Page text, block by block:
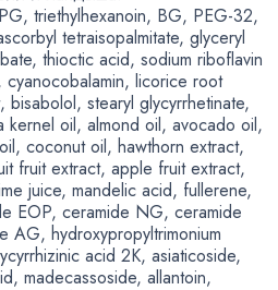
, triethylhexanoin, BG, PEG-32,
tetraisopalmitate, glyceryl
, thioctic acid, sodium riboflavin
cyanocobalamin, licorice root
, bisabolol, stearyl glycyrrhetinate,
kernel oil, almond oil, avocado oil,
, coconut oil, hawthorn extract,
fruit extract, apple fruit extract,
juice, mandelic acid, fullerene,
EOP, ceramide NG, ceramide
AG, hydroxypropyltrimonium
acid 2K, asiaticoside,
, madecassoside, allantoin,